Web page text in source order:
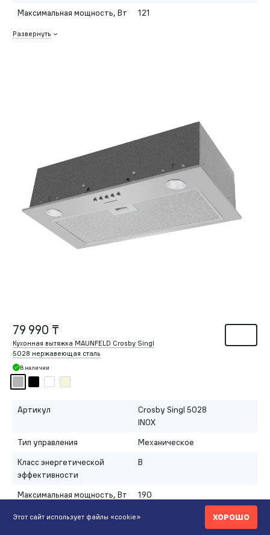
Максимальная мощность, Вт 121
Развернуть
79 990 ₸
Кухонная вытяжка MAUNFELD Crosby Singl
5028 нержавеющая сталь
В наличии
Артикул
Crosby Singl 5028
INOX
Тип управления
Механическое
Класс энергетической
эффективности
B
Максимальная мощность, Вт 190
Развернуть
Этот сайт использует файлы «cookie» ХОРОШО